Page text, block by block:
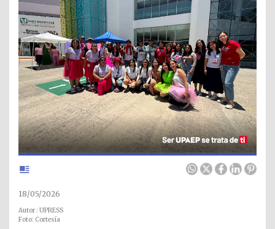
18/05/2026
Autor : UPRESS
Foto: Cortesía